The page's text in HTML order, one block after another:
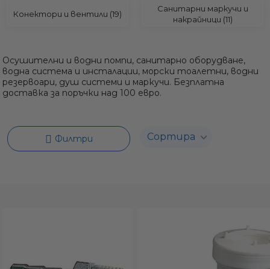
Конектори и вентили (19)
Санитарни маркучи и
накрайници (11)
Осушителни и водни помпи, санитарно оборудване,
водна система и инсталации, морски тоалетни, водни
резервоари, душ системи и маркучи. Безплатна
доставка за поръчки над 100 евро.
Филтри